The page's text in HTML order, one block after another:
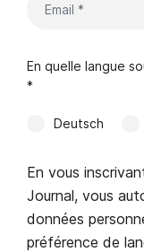
En quelle langue
*
Deutsch
En vous
Journal, vous
données
préférence de